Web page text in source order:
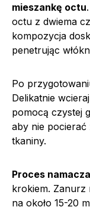
mieszankę octu
octu z dwiema
kompozycja
penetrując
Po
Delikatnie
pomocą czystej
aby nie
tkaniny.
Proces
krokiem. Zanurz
na około 15-20